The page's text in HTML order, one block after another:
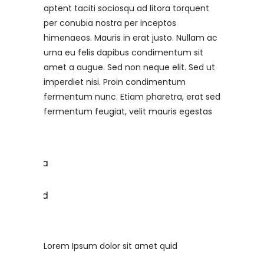
aptent taciti sociosqu ad litora torquent
per conubia nostra per inceptos
himenaeos. Mauris in erat justo. Nullam ac
urna eu felis dapibus condimentum sit
amet a augue. Sed non neque elit. Sed ut
imperdiet nisi. Proin condimentum
fermentum nunc. Etiam pharetra, erat sed
fermentum feugiat, velit mauris egestas
Lorem Ipsum dolor sit amet quid